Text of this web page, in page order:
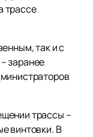
трассе
так и с
заранее
трассы –
винтовки. В